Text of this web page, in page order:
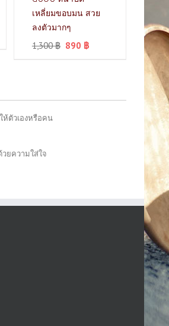
เหลี่ยมขอบมน สวย
ลงตัวมากๆ
1,300฿ 890 ฿
ตัวเองหรือคน
ยความใส่ใจ